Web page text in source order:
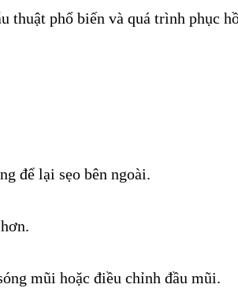
thuật phổ biến và quá trình phục
để lại sẹo bên ngoài.
mũi hoặc điều chỉnh đầu mũi.